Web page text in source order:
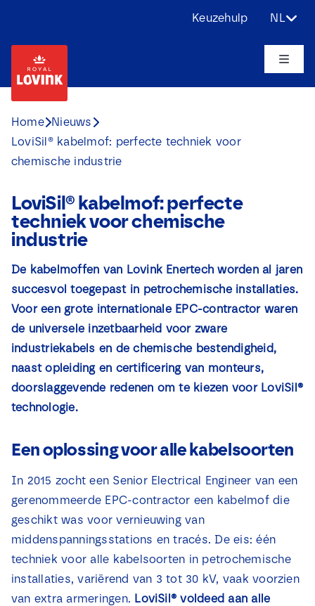
inhoud
Keuzehulp NL
Toggle
Producten
Uitdagingen
Projecten
Nieuws
Contact
Home Nieuws
LoviSil® kabelmof: perfecte techniek voor
chemische industrie
LoviSil® kabelmof: perfecte
techniek voor chemische
industrie
De kabelmoffen van Lovink Enertech worden al jaren
succesvol toegepast in petrochemische installaties.
Voor een grote internationale EPC-contractor waren
de universele inzetbaarheid voor zware
industriekabels en de chemische bestendigheid,
naast opleiding en certificering van monteurs,
doorslaggevende redenen om te kiezen voor LoviSil®
technologie.
Een oplossing voor alle kabelsoorten
In 2015 zocht een Senior Electrical Engineer van een
gerenommeerde EPC-contractor een kabelmof die
geschikt was voor vernieuwing van
middenspanningsstations en tracés. De eis: één
techniek voor alle kabelsoorten in petrochemische
installaties, variërend van 3 tot 30 kV, vaak voorzien
van extra armeringen. LoviSil® voldeed aan alle